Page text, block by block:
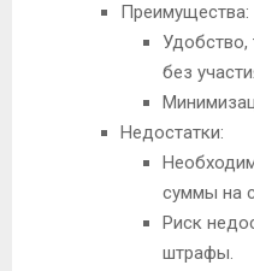
Преимущества:
Удобство,
без
Недостатки:
суммы на
Риск
штрафы.